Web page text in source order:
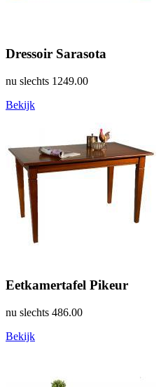
Dressoir Sarasota
nu slechts 1249.00
Bekijk
Eetkamertafel Pikeur
nu slechts 486.00
Bekijk